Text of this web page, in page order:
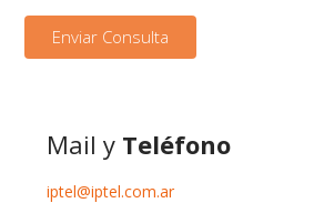
Enviar Consulta
Mail y Teléfono
iptel@iptel.com.ar